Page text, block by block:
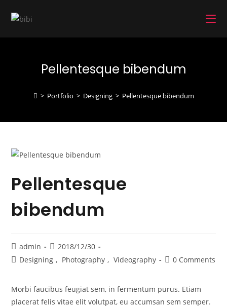
プ
Pellentesque bibendum
> Portfolio > Designing > Pellentesque bibendum
Pellentesque
bibendum
admin
2018/12/30
Designing , Photography , Videography 0 Comments
Morbi faucibus feugiat sem, in fermentum purus. Etiam
placerat felis vitae elit volutpat, eu accumsan sem semper.